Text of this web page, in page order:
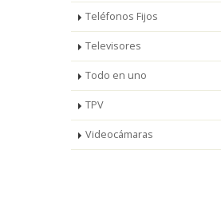
Teléfonos Fijos
Televisores
Todo en uno
TPV
Videocámaras